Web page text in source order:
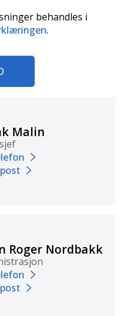
behandles i
.
Malin
Roger Nordbakk